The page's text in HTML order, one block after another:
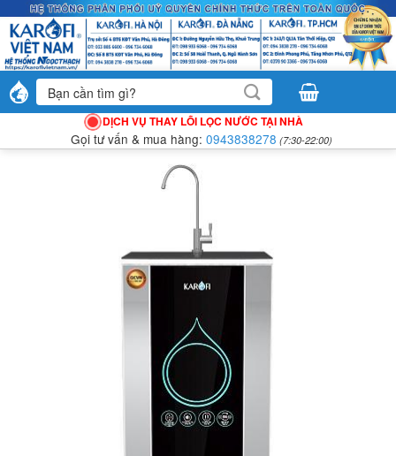
qua
nội
dung Tìm
kiếm:
DỊCH VỤ THAY LÕI LỌC NƯỚC TẠI NHÀ
Gọi tư vấn & mua hàng: 0943838278 (7:30-22:00)